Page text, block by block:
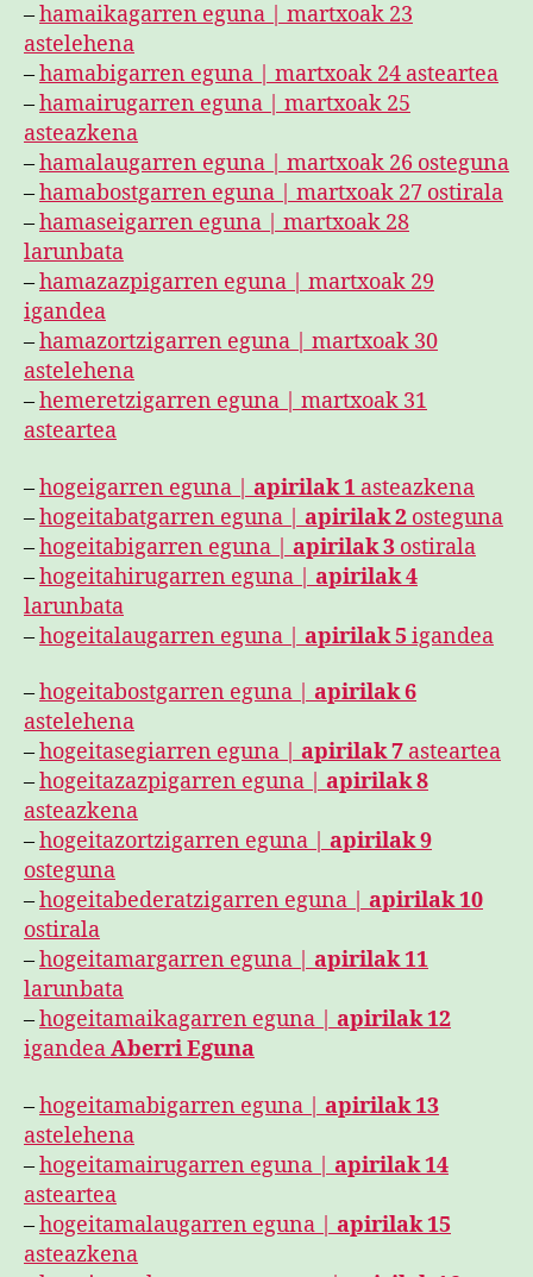
–hamaikagarren eguna | martxoak 23
astelehena
–hamabigarren eguna | martxoak 24 asteartea
–hamairugarren eguna | martxoak 25
asteazkena
–hamalaugarren eguna | martxoak 26 osteguna
–hamabostgarren eguna | martxoak 27 ostirala
–hamaseigarren eguna | martxoak 28
larunbata
–hamazazpigarren eguna | martxoak 29
igandea
–hamazortzigarren eguna | martxoak 30
astelehena
–hemeretzigarren eguna | martxoak 31
asteartea
–hogeigarren eguna | apirilak 1 asteazkena
–hogeitabatgarren eguna | apirilak 2 osteguna
–hogeitabigarren eguna | apirilak 3 ostirala
–hogeitahirugarren eguna | apirilak 4
larunbata
–hogeitalaugarren eguna | apirilak 5 igandea
–hogeitabostgarren eguna | apirilak 6
astelehena
–hogeitasegiarren eguna | apirilak 7 asteartea
–hogeitazazpigarren eguna | apirilak 8
asteazkena
–hogeitazortzigarren eguna | apirilak 9
osteguna
–hogeitabederatzigarren eguna | apirilak 10
ostirala
–hogeitamargarren eguna | apirilak 11
larunbata
–hogeitamaikagarren eguna | apirilak 12
igandeaAberri Eguna
–hogeitamabigarren eguna | apirilak 13
astelehena
–hogeitamairugarren eguna | apirilak 14
asteartea
–hogeitamalaugarren eguna | apirilak 15
asteazkena